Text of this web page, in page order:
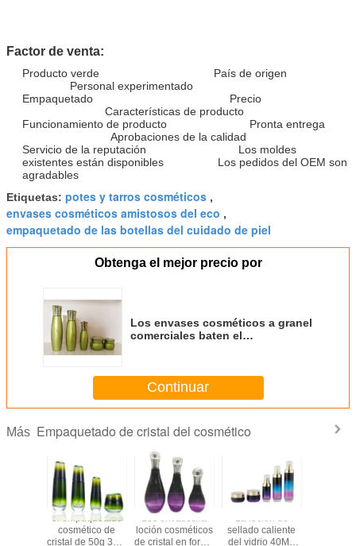
Factor de venta:
Producto verde País de origen
Personal experimentado
Empaquetado Precio
Características de producto
Funcionamiento de producto Pronta entrega
Aprobaciones de la calidad
Servicio de la reputación Los moldes
existentes están disponibles Los pedidos del OEM son
agradables
Etiquetas: potes y tarros cosméticos ,
envases cosméticos amistosos del eco ,
empaquetado de las botellas del cuidado de piel
Obtenga el mejor precio por
Los envases cosméticos a granel
comerciales baten el
de botellas
Continuar
Más Empaquetado de cristal del cosmético
el empaquetado
cosmético de
cristal de 50g 30g,
loción cosméticos
de cristal en forma
sellado caliente
del vidrio 40ML